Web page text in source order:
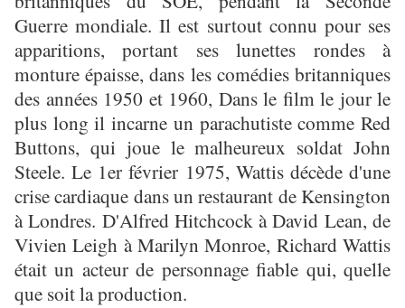
Guerre mondiale. Il est surtout connu pour ses
apparitions, portant ses lunettes rondes à
monture épaisse, dans les comédies britanniques
des années 1950 et 1960, Dans le film le jour le
plus long il incarne un parachutiste comme Red
Buttons, qui joue le malheureux soldat John
Steele. Le 1er février 1975, Wattis décède d'une
crise cardiaque dans un restaurant de Kensington
à Londres. D'Alfred Hitchcock à David Lean, de
Vivien Leigh à Marilyn Monroe, Richard Wattis
était un acteur de personnage fiable qui, quelle
que soit la production.